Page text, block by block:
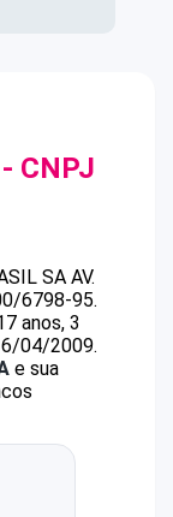
- CNPJ
SA AV.
6798-95.
anos, 3
04/2009.
e sua